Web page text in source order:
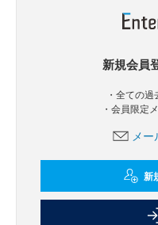
新規会員
・全ての
・会員限定
メ
新